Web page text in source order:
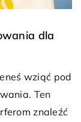
dla
wziąć pod
Ten
znaleźć